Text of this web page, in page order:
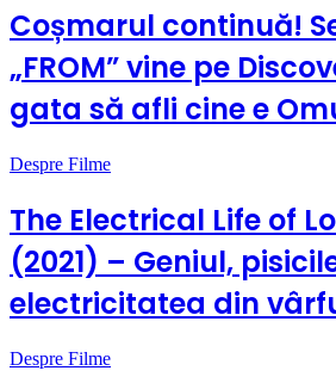
​Coșmarul continuă!
„FROM” vine pe
gata să afli cine e
Despre Filme
The Electrical Life of
(2021) – Geniul,
electricitatea din
Despre Filme